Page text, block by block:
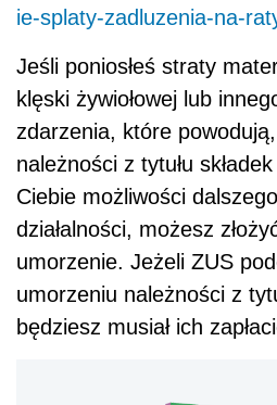
ie-splaty-zadluzenia-na-
Jeśli poniosłeś straty
klęski żywiołowej lub
zdarzenia, które
należności z tytułu
Ciebie możliwości
działalności, możesz
umorzenie. Jeżeli ZUS
umorzeniu należności z
będziesz musiał ich